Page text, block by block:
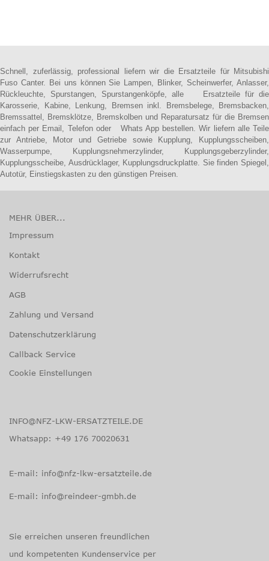
Schnell, zuferlässig, professional liefern wir die Ersatzteile für Mitsubishi
Fuso Canter. Bei uns können Sie Lampen, Blinker, Scheinwerfer, Anlasser,
Rückleuchte, Spurstangen, Spurstangenköpfe, alle Ersatzteile für die
Karosserie, Kabine, Lenkung, Bremsen inkl. Bremsbelege, Bremsbacken,
Bremssattel, Bremsklötze, Bremskolben und Reparatursatz für die Bremsen
einfach per Email, Telefon oder Whats App bestellen. Wir liefern alle Teile
zur Antriebe, Motor und Getriebe sowie Kupplung, Kupplungsscheiben,
Wasserpumpe, Kupplungsnehmerzylinder, Kupplungsgeberzylinder,
Kupplungsscheibe, Ausdrücklager, Kupplungsdruckplatte. Sie finden Spiegel,
Autotür, Einstiegskasten zu den günstigen Preisen.
MEHR ÜBER...
Impressum
Kontakt
Widerrufsrecht
AGB
Zahlung und Versand
Datenschutzerklärung
Callback Service
Cookie Einstellungen
INFO@NFZ-LKW-ERSATZTEILE.DE
Whatsapp: +49 176 70020631
E-mail: info@nfz-lkw-ersatzteile.de
E-mail: info@reindeer-gmbh.de
Sie erreichen unseren freundlichen
und kompetenten Kunden­service per